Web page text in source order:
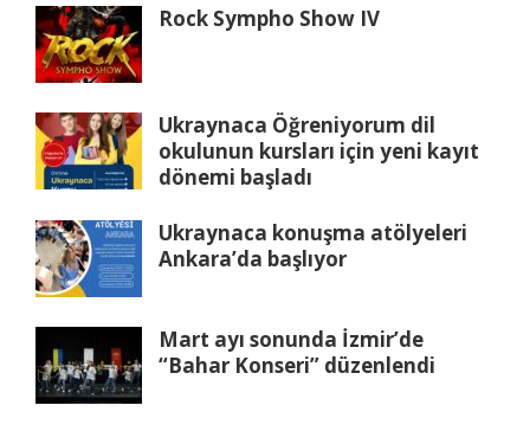
Rock Sympho Show IV
Ukraynaca Öğreniyorum dil
okulunun kursları için yeni kayıt
dönemi başladı
Ukraynaca konuşma atölyeleri
Ankara’da başlıyor
Mart ayı sonunda İzmir’de
“Bahar Konseri” düzenlendi